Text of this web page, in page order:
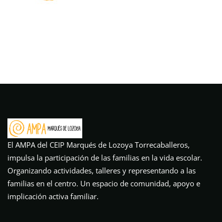
El AMPA del CEIP Marqués de Lozoya Torrecaballeros,
impulsa la participación de las familias en la vida escolar.
Organizando actividades, talleres y representando a las
familias en el centro. Un espacio de comunidad, apoyo e
implicación activa familiar.